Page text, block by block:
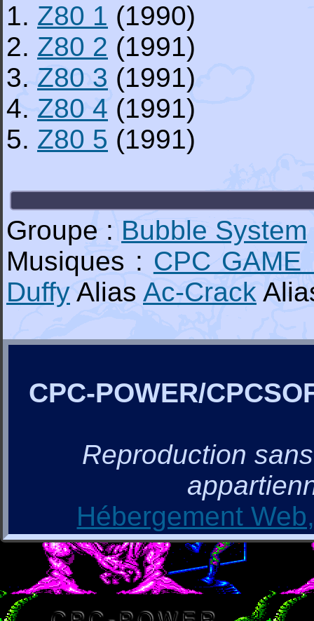
1. Z80 1 (1990)
2. Z80 2 (1991)
3. Z80 3 (1991)
4. Z80 4 (1991)
5. Z80 5 (1991)
Groupe : Bubble System
Musiques : CPC GAME
Duffy Alias Ac-Crack
CPC-POWER/
Reproduction
Hébergement